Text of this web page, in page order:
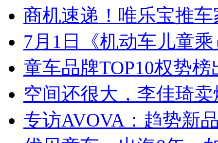
商机速递！唯乐宝推
7月1日《机动车儿童
童车品牌TOP10权势
空间还很大，李佳琦
专访AVOVA：趋势新